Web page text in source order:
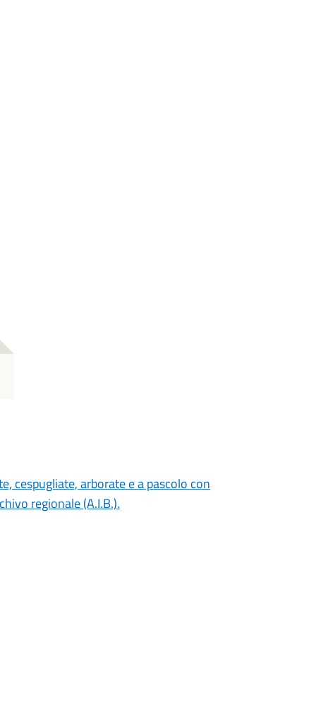
cespugliate, arborate e a pascolo con
regionale (A.I.B.).